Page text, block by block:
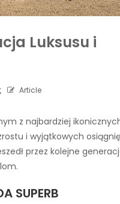
Luksusu i
Article
z najbardziej
i wyjątkowych
przez kolejne
SUPERB